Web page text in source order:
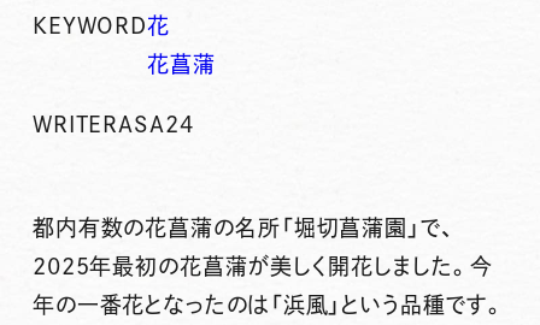
KEYWORD花
花菖蒲
WRITERASA24
都内有数の花菖蒲の名所 「堀切菖蒲園」で、
2025年最初の花菖蒲が美しく開花しました。 今
年の一番花となったのは 「浜風」 という品種です。